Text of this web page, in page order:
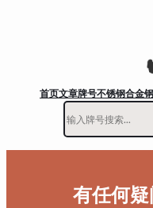
首页文章牌号不锈钢合金钢
有任何